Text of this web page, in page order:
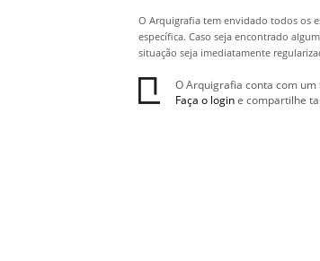
O Arquigrafia tem envidado todos os
específica. Caso seja encontrado
situação seja imediatamente
O Arquigrafia conta com
Faça o logine compartilhe